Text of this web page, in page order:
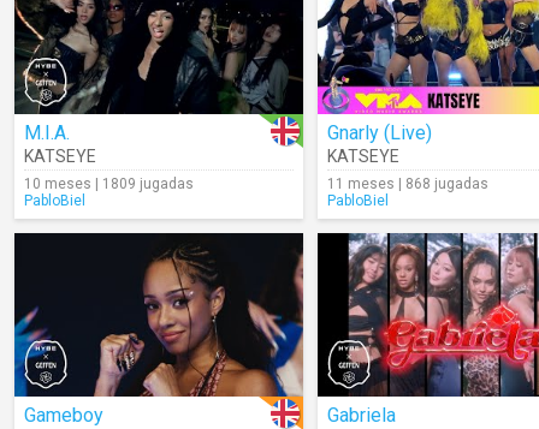
M.I.A.
KATSEYE
10 meses | 1809 jugadas
PabloBiel
Gnarly (Live)
KATSEYE
11 meses | 868 jugadas
PabloBiel
Gameboy Gabriela